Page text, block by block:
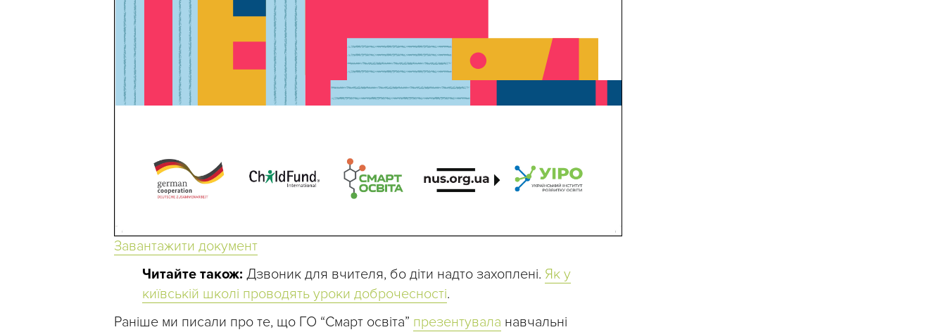
Завантажити документ
Читайте також: Дзвоник для вчителя, бо діти надто захоплені. Як у
київській школі проводять уроки доброчесності.
Раніше ми писали про те, що ГО “Смарт освіта” презентувала навчальні